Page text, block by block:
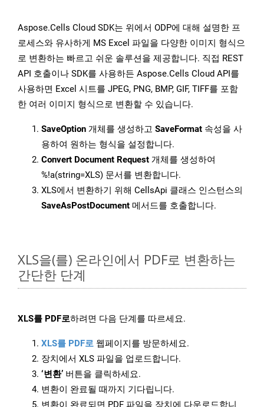
Aspose.Cells Cloud SDK는 위에서 ODP에 대해 설명한 프
로세스와 유사하게 MS Excel 파일을 다양한 이미지 형식으
로 변환하는 빠르고 쉬운 솔루션을 제공합니다. 직접 REST
API 호출이나 SDK를 사용하든 Aspose.Cells Cloud API를
사용하면 Excel 시트를 JPEG, PNG, BMP, GIF, TIFF를 포함
한 여러 이미지 형식으로 변환할 수 있습니다.
SaveOption 개체를 생성하고 SaveFormat 속성을 사
용하여 원하는 형식을 설정합니다.
Convert Document Request 개체를 생성하여
%!a(string=XLS) 문서를 변환합니다.
XLS에서 변환하기 위해 CellsApi 클래스 인스턴스의
SaveAsPostDocument 메서드를 호출합니다.
XLS을(를) 온라인에서 PDF로 변환하는
간단한 단계
XLS를 PDF로하려면 다음 단계를 따르세요.
XLS를 PDF로 웹페이지를 방문하세요.
장치에서 XLS 파일을 업로드합니다.
‘변환’ 버튼을 클릭하세요.
변환이 완료될 때까지 기다립니다.
변환이 완료되면 PDF 파일을 장치에 다운로드합니